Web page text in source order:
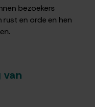
bezoekers
en orde en hen
van